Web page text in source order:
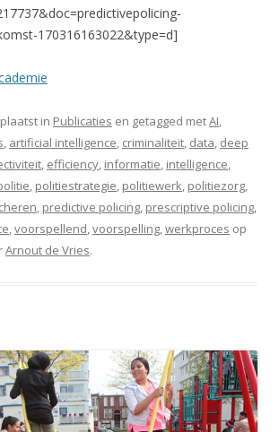
170316163022&type=d]
in Publicaties en getagged metAI,
, artificial intelligence, criminaliteit, data, deep
, efficiency, informatie, intelligence,
, politiestrategie, politiewerk, politiezorg,
, predictive policing, prescriptive policing,
,voorspellend,voorspelling,werkproces op
Arnout de Vries.